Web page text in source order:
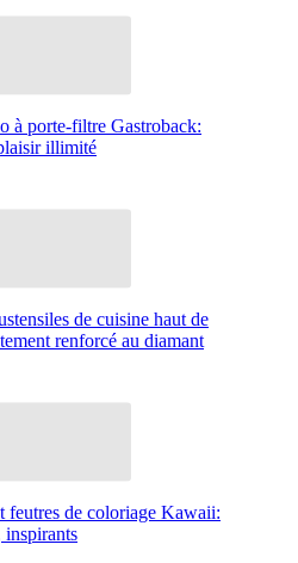
à porte-filtre Gastroback:
illimité
de cuisine haut de
renforcé au diamant
feutres de coloriage Kawaii:
inspirants